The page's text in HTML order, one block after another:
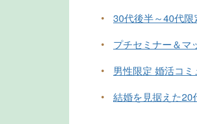
•
30代後半～40代
•
プチセミナー＆
•
男性限定 婚活コ
•
結婚を見据えた20